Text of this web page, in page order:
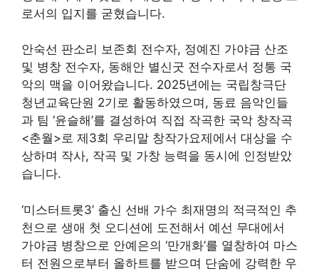
로서의 입지를 굳혔습니다.
안숙선 판소리 보존회 전수자, 정예진 가야금 산조
및 병창 전수자, 동해안 별신굿 전수자로서 정통 국
악의 맥을 이어왔습니다. 2025년에는 국립창극단
청년교육단원 2기로 활동하였으며, 동료 음악인들
과 팀 ‘윤슬해’를 결성하여 직접 작곡한 국악 창작곡
<춘월>로 제3회 우리말 창작가요제에서 대상을 수
상하며 작사, 작곡 및 가창 능력을 동시에 인정받았
습니다.
‘미스터트롯3’ 출신 선배 가수 최재명의 적극적인 추
천으로 생애 첫 오디션에 도전해서 예선 무대에서
가야금 병창으로 안예은의 ‘만개화’를 열창하여 마스
터 전원으로부터 올하트를 받으며 단숨에 강력한 우